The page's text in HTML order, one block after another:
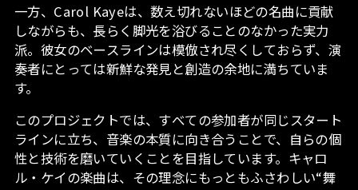
一方、Carol Kayeは、数え切れないほどの名曲に貢献
しながらも、長らく脚光を浴びることのなかった実力
派。彼女のベースラインは模倣され尽くしておらず、演
奏者にとっては新鮮な発見と創造の余地に満ちていま
す。
このプロジェクトでは、すべての参加者が同じスタート
ラインに立ち、音楽の本質に向き合うことで、自らの個
性と技術を磨いていくことを目指しています。キャロ
ル・ケイの楽曲は、その理念にもっともふさわしい“舞